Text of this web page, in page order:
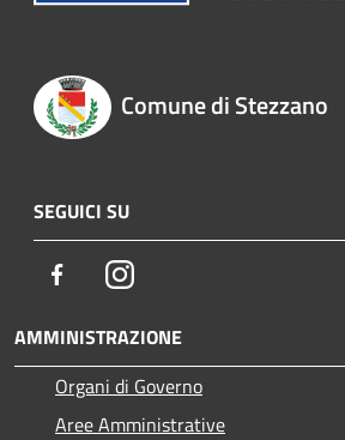
Comune di Stezzano
SEGUICI SU
FacebookInstagram
AMMINISTRAZIONE
Organi di Governo
Aree Amministrative